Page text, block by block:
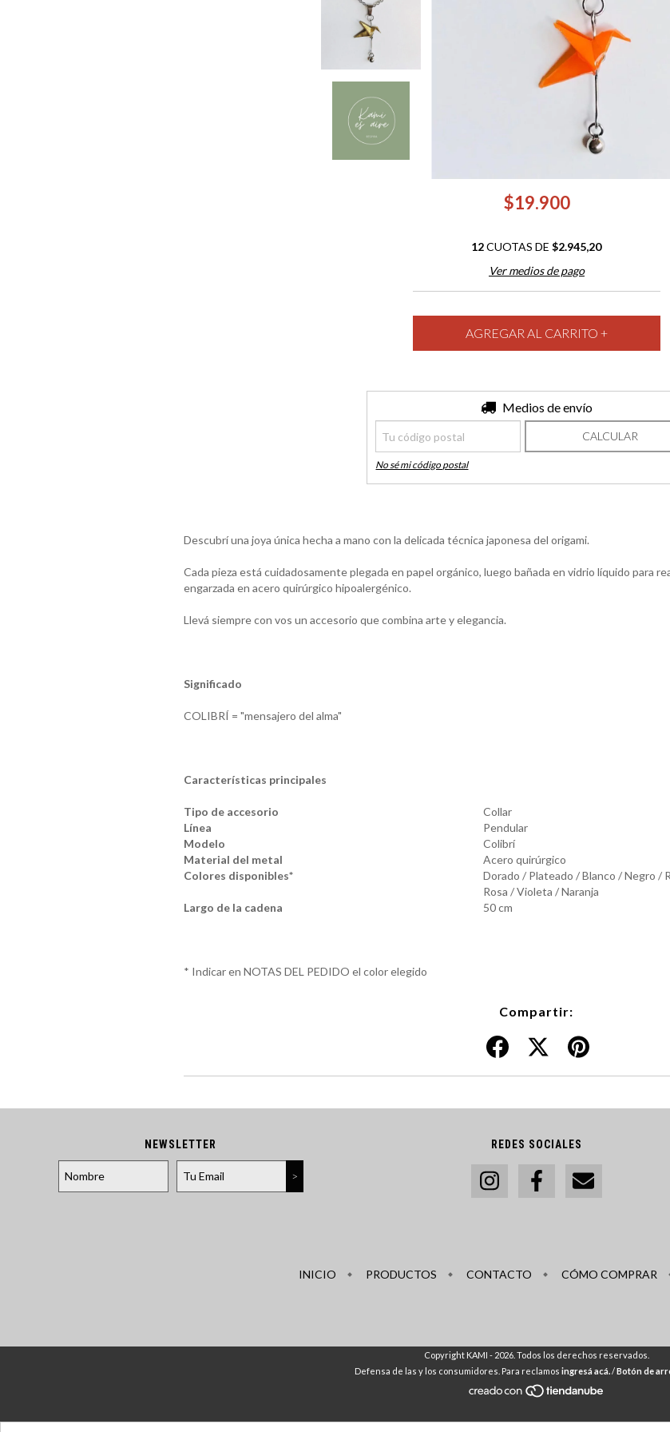
$19.900
12CUOTAS DE$2.945,20
Ver medios de pago
Medios de envío
CALCULAR
No sé mi código postal
Descubrí una joya única hecha a mano con la delicada técnica japonesa del origami.
Cada pieza está cuidadosamente plegada en papel orgánico, luego bañada en vidrio líquido para
engarzada en acero quirúrgico hipoalergénico.
Llevá siempre con vos un accesorio que combina arte y elegancia.
Significado
COLIBRÍ = "mensajero del alma"
Características principales
Tipo de accesorio
Collar
Línea
Pendular
Modelo
Colibrí
Material del metal
Acero quirúrgico
Colores disponibles*
Dorado / Plateado / Blanco / Negro /
Rosa / Violeta / Naranja
Largo de la cadena
50 cm
* Indicar en NOTAS DEL PEDIDO el color elegido
Compartir:
NEWSLETTER REDES SOCIALES
INICIO PRODUCTOS CONTACTO CÓMO COMPRAR
Copyright KAMI - 2026. Todos los derechos reservados.
Defensa de las y los consumidores. Para reclamos ingresá acá. /Botón de